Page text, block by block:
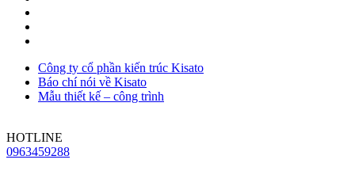
Công ty cổ phần kiến trúc Kisato
Báo chí nói về Kisato
Mẫu thiết kế – công trình
HOTLINE
0963459288